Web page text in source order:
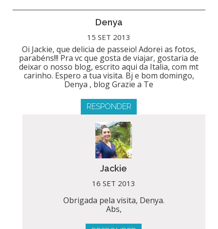
Denya
15 SET 2013
Oi Jackie, que delicia de passeio! Adorei as fotos,
parabéns!!! Pra vc que gosta de viajar, gostaria de
deixar o nosso blog, escrito aqui da Italia, com mt
carinho. Espero a tua visita. Bj e bom domingo,
Denya , blog Grazie a Te
RESPONDER
Jackie
16 SET 2013
Obrigada pela visita, Denya.
Abs,